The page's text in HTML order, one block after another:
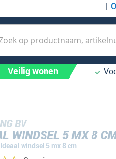
Veilig wonen
BV
WINDSEL 5 MX 8
Ideaal windsel 5 mx 8 cm